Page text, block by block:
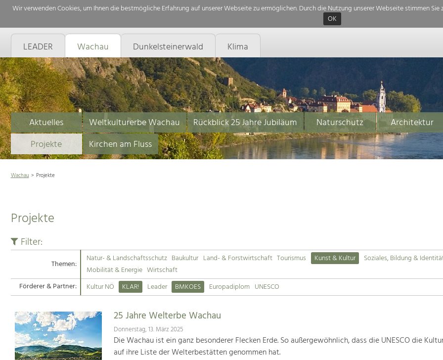
Wir verwenden Cookies, um Ihnen die bestmögliche Erfahrung auf unserer Webseite zu ermöglichen. Durch die Nutzung unserer Webseite stimmen
OK
LEADER Wachau Dunkelsteinerwald Klima
Aktuelles Weltkulturerbe Wachau Rückblick 25 Jahre Jubiläum Naturschutz Architektur
Projekte
Kirchen am Fluss
Wachau Projekte
Projekte
Filter:
Themen: Natur- & Landschaftsschutz Baukultur Land- & Forstwirtschaft Tourismus Kunst & Kultur
Soziales, Bildung &
Mobilität & Energie Wirtschaft
Förderer & Partner:
Kultur NÖ KLAR! Leader BMKOES Europadiplom UNESCO
25 Jahre Welterbe Wachau
Donnerstag, 13. März 2025
Die Wachau ist ein ganz besonderer Flecken Erde. So außergewöhnlich, dass die UNESCO die
auf ihre Liste der Welterbestätten genommen hat.